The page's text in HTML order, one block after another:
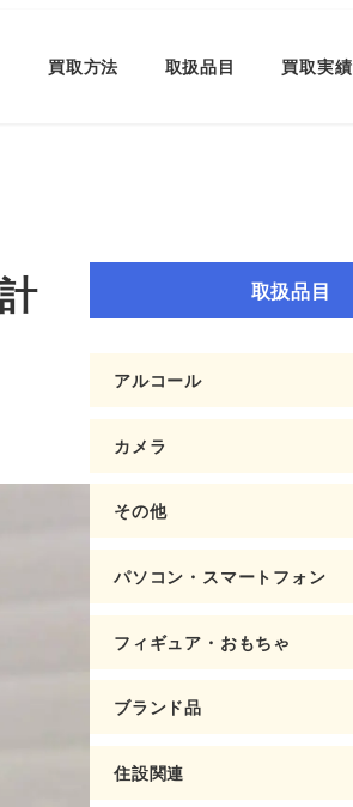
買取方法 取扱品目 買取実績
取扱品目
アルコール
カメラ
その他
パソコン・スマートフォン
フィギュア・おもちゃ
ブランド品
住設関連